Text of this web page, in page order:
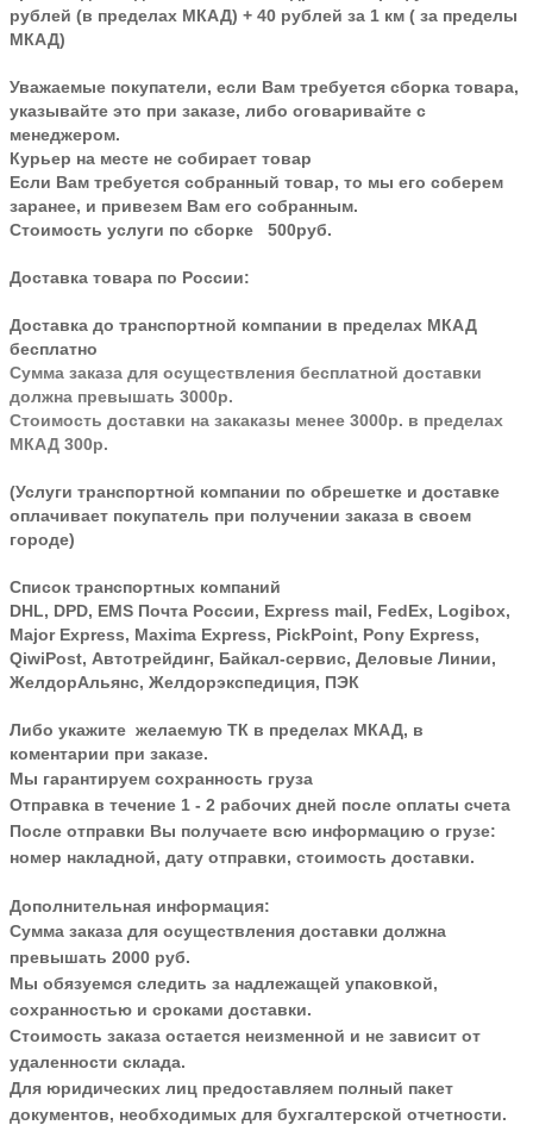
рублей (в пределах МКАД) + 40 рублей за 1 км ( за пределы
МКАД)
Уважаемые покупатели, если Вам требуется сборка товара,
указывайте это при заказе, либо оговаривайте с
менеджером.
Курьер на месте не собирает товар
Если Вам требуется собранный товар, то мы его соберем
заранее, и привезем Вам его собранным.
Стоимость услуги по сборке 500руб.
Доставка товара по России:
Доставка до транспортной компании в пределах МКАД
бесплатно
Сумма заказа для осуществления бесплатной доставки
должна превышать 3000р.
Стоимость доставки на закаказы менее 3000р. в пределах
МКАД 300р.
(Услуги транспортной компании по обрешетке и доставке
оплачивает покупатель при получении заказа в своем
городе)
Список транспортных компаний
DHL, DPD, EMS Почта России, Express mail, FedEx, Logibox,
Major Express, Maxima Express, PickPoint, Pony Express,
QiwiPost, Автотрейдинг, Байкал-сервис, Деловые Линии,
ЖелдорАльянс, Желдорэкспедиция, ПЭК
Либо укажите желаемую ТК в пределах МКАД, в
коментарии при заказе.
Мы гарантируем сохранность груза
Отправка в течение 1 - 2 рабочих дней после оплаты счета
После отправки Вы получаете всю информацию о грузе:
номер накладной, дату отправки, стоимость доставки.
Дополнительная информация:
Сумма заказа для осуществления доставки должна
превышать 2000 руб.
Мы обязуемся следить за надлежащей упаковкой,
сохранностью и сроками доставки.
Стоимость заказа остается неизменной и не зависит от
удаленности склада.
Для юридических лиц предоставляем полный пакет
документов, необходимых для бухгалтерской отчетности.